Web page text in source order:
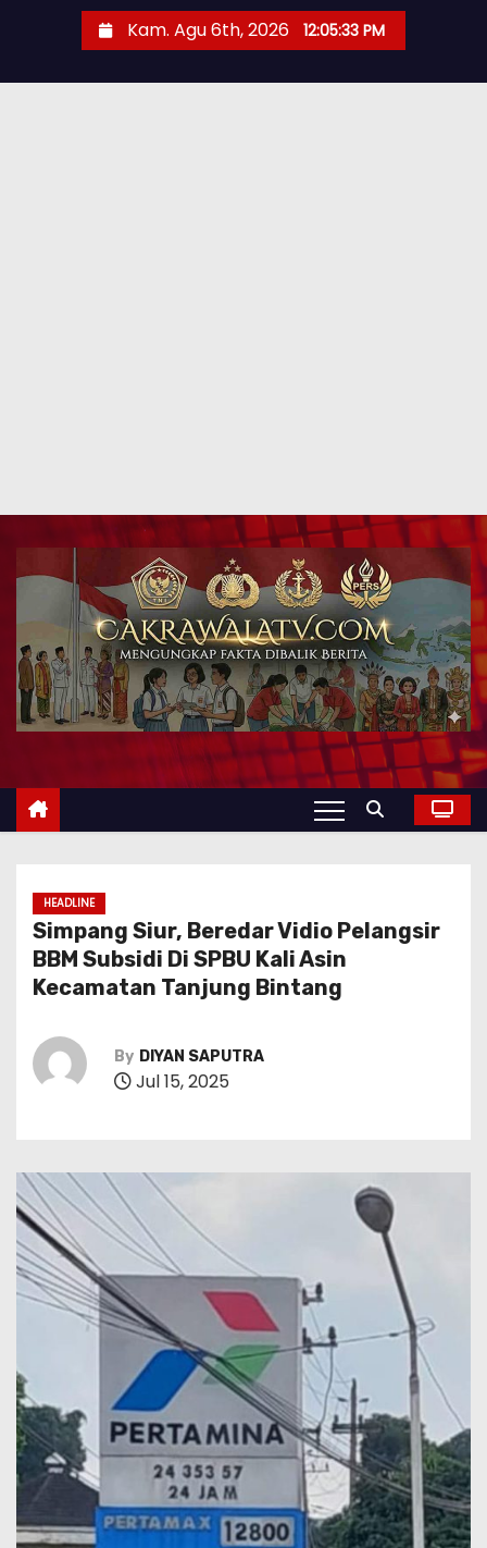
Kam. Agu 6th, 2026 12:05:35 PM
HEADLINE
Simpang Siur, Beredar Vidio Pelangsir
BBM Subsidi Di SPBU Kali Asin
Kecamatan Tanjung Bintang
By DIYAN SAPUTRA
Jul 15, 2025